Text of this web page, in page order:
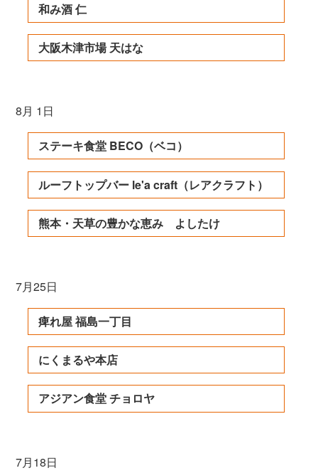
和み酒 仁
大阪木津市場 天はな
8月 1日
ステーキ食堂 BECO（ベコ）
ルーフトップバー le'a craft（レアクラフト）
熊本・天草の豊かな恵み よしたけ
7月25日
痺れ屋 福島一丁目
にくまるや本店
アジアン食堂 チョロヤ
7月18日